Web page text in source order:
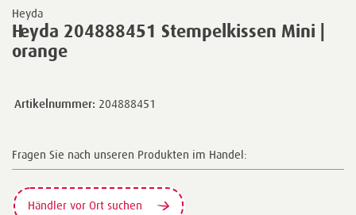
Heyda
Heyda 204888451 Stempelkissen Mini |
orange
Artikelnummer: 204888451
Fragen Sie nach unseren Produkten im Handel:
Händler vor Ort suchen